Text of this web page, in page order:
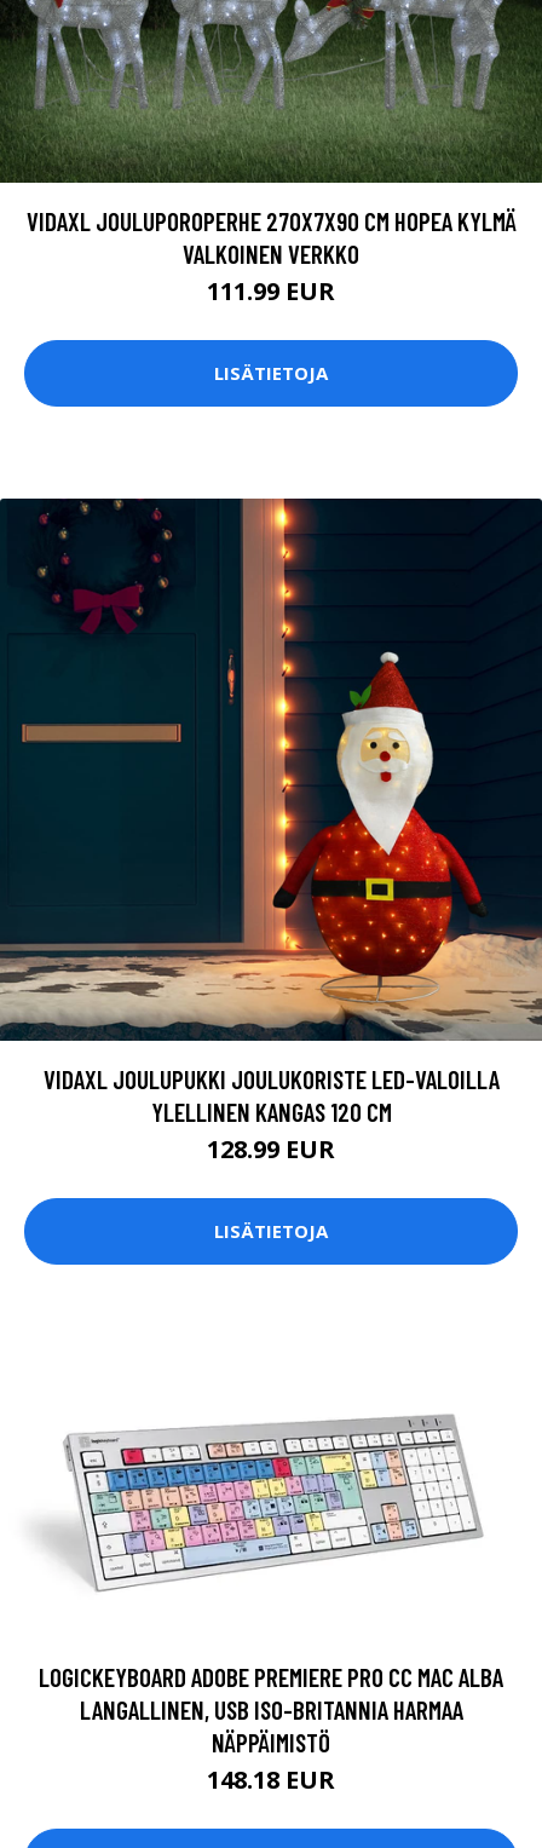
VIDAXL JOULUPOROPERHE 270X7X90 CM HOPEA KYLMÄ
VALKOINEN VERKKO
111.99 EUR
LISÄTIETOJA
VIDAXL JOULUPUKKI JOULUKORISTE LED-VALOILLA
YLELLINEN KANGAS 120 CM
128.99 EUR
LISÄTIETOJA
LOGICKEYBOARD ADOBE PREMIERE PRO CC MAC ALBA
LANGALLINEN, USB ISO-BRITANNIA HARMAA
NÄPPÄIMISTÖ
148.18 EUR